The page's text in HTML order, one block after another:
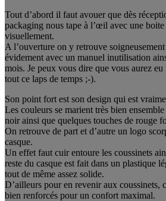
Tout d’abord il faut avouer que dès
packaging nous tape à l’œil avec une
visuellement.
A l’ouverture on y retrouve
évidement avec un manuel inutilisation
mois. Je peux vous dire que vous aurez eu
tout ce laps de temps ;-).
Son point fort est son design qui est
Les couleurs se marient très bien
noir ainsi que quelques touches de rouge
On retrouve de part et d’autre un logo
casque.
Un effet faut cuir entoure les coussinets
reste du casque est fait dans un plastique
tout de même assez solide.
D’ailleurs pour en revenir aux coussinets,
bien renforcés pour un confort maximal.